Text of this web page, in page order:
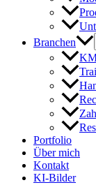
Branchen
Portfolio
Über mich
Kontakt
KI-Bilder